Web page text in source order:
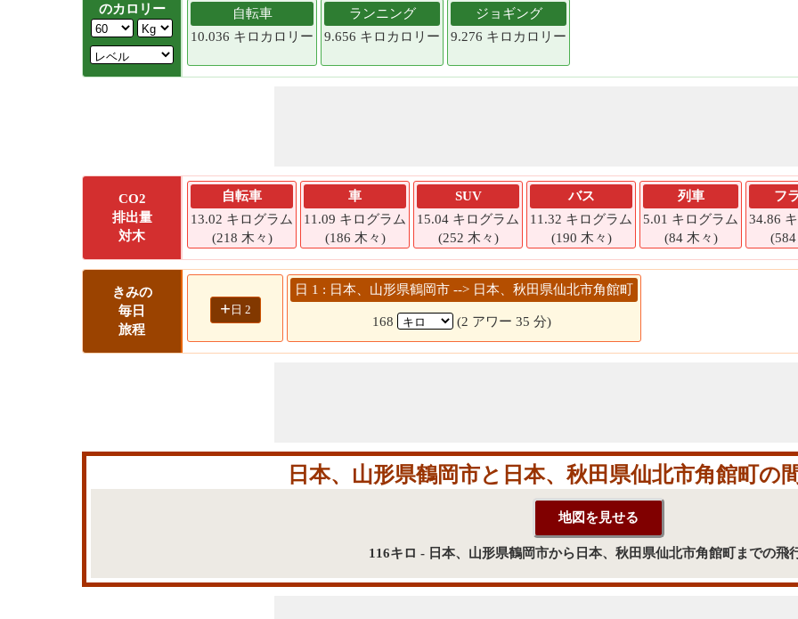
のカロリー
自転車
10.036 キロカロリー
ランニング
9.656 キロカロリー
ジョギング
9.276 キロカロリー
CO2
排出量
対木
自転車
13.02 キログラム
(218 木々)
車
11.09 キログラム
(186 木々)
SUV
15.04 キログラム
(252 木々)
バス
11.32 キログラム
(190 木々)
列車
5.01 キログラム
(84 木々)
フ
34.86
きみの
毎日
旅程
+ 日 2
日 1 : 日本、山形県鶴岡市 --> 日本、秋田県仙北市角館町
168 (2 アワー 35 分)
日本、山形県鶴岡市と日本、秋田県仙北市角館町の
116キロ - 日本、山形県鶴岡市から日本、秋田県仙北市角館町までの飛